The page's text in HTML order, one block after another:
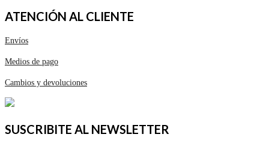
ATENCIÓN AL CLIENTE
Envíos
Medios de pago
Cambios y devoluciones
SUSCRIBITE AL NEWSLETTER